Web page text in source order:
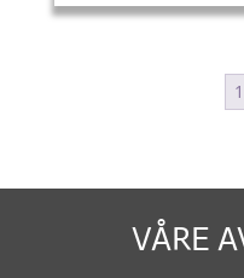
1
VÅRE